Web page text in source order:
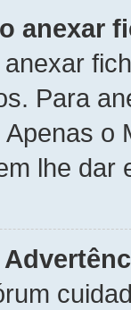
anexar
Para
o
lhe